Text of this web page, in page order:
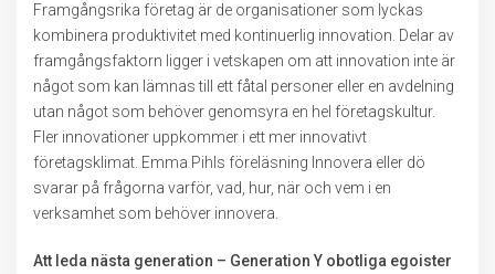
Framgångsrika företag är de organisationer som lyckas
kombinera produktivitet med kontinuerlig innovation. Delar av
framgångsfaktorn ligger i vetskapen om att innovation inte är
något som kan lämnas till ett fåtal personer eller en avdelning
utan något som behöver genomsyra en hel företagskultur.
Fler innovationer uppkommer i ett mer innovativt
företagsklimat. Emma Pihls föreläsning Innovera eller dö
svarar på frågorna varför, vad, hur, när och vem i en
verksamhet som behöver innovera.
Att leda nästa generation – Generation Y obotliga egoister